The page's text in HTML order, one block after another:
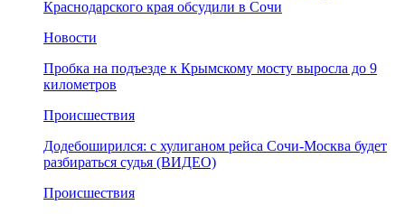
Краснодарского края обсудили в Сочи
Новости
Пробка на подъезде к Крымскому мосту выросла до 9
километров
Происшествия
Додебоширился: с хулиганом рейса Сочи-Москва будет
разбираться судья (ВИДЕО)
Происшествия